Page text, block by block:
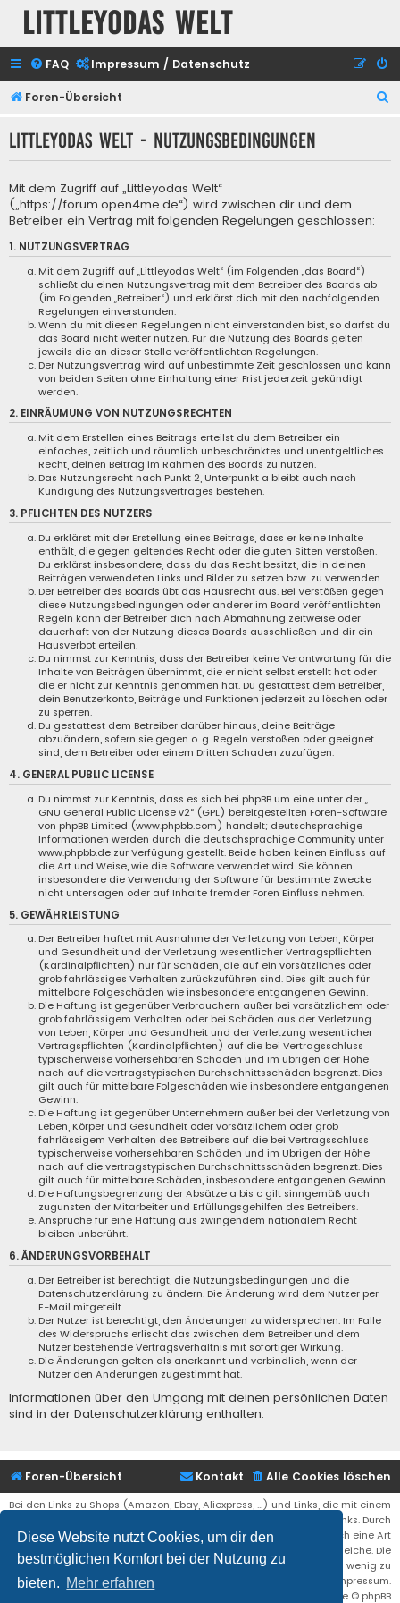
Diese Website nutzt Cookies, um dir den
bestmöglichen Komfort bei der Nutzung zu
bieten. Mehr erfahren
Littleyodas Welt
FAQ Impressum / Datenschutz
Foren-Übersicht
h
Littleyodas Welt - Nutzungsbedingungen
Mit dem Zugriff auf „Littleyodas Welt“
(„https://forum.open4me.de“) wird zwischen dir und dem
Betreiber ein Vertrag mit folgenden Regelungen geschlossen:
1. NUTZUNGSVERTRAG
Mit dem Zugriff auf „Littleyodas Welt“ (im Folgenden „das Board“)
schließt du einen Nutzungsvertrag mit dem Betreiber des Boards ab
(im Folgenden „Betreiber“) und erklärst dich mit den nachfolgenden
Regelungen einverstanden.
Wenn du mit diesen Regelungen nicht einverstanden bist, so darfst du
das Board nicht weiter nutzen. Für die Nutzung des Boards gelten
jeweils die an dieser Stelle veröffentlichten Regelungen.
Der Nutzungsvertrag wird auf unbestimmte Zeit geschlossen und kann
von beiden Seiten ohne Einhaltung einer Frist jederzeit gekündigt
werden.
2. EINRÄUMUNG VON NUTZUNGSRECHTEN
Mit dem Erstellen eines Beitrags erteilst du dem Betreiber ein
einfaches, zeitlich und räumlich unbeschränktes und unentgeltliches
Recht, deinen Beitrag im Rahmen des Boards zu nutzen.
Das Nutzungsrecht nach Punkt 2, Unterpunkt a bleibt auch nach
Kündigung des Nutzungsvertrages bestehen.
3. PFLICHTEN DES NUTZERS
Du erklärst mit der Erstellung eines Beitrags, dass er keine Inhalte
enthält, die gegen geltendes Recht oder die guten Sitten verstoßen.
Du erklärst insbesondere, dass du das Recht besitzt, die in deinen
Beiträgen verwendeten Links und Bilder zu setzen bzw. zu verwenden.
Der Betreiber des Boards übt das Hausrecht aus. Bei Verstößen gegen
diese Nutzungsbedingungen oder anderer im Board veröffentlichten
Regeln kann der Betreiber dich nach Abmahnung zeitweise oder
dauerhaft von der Nutzung dieses Boards ausschließen und dir ein
Hausverbot erteilen.
Du nimmst zur Kenntnis, dass der Betreiber keine Verantwortung für die
Inhalte von Beiträgen übernimmt, die er nicht selbst erstellt hat oder
die er nicht zur Kenntnis genommen hat. Du gestattest dem Betreiber,
dein Benutzerkonto, Beiträge und Funktionen jederzeit zu löschen oder
zu sperren.
Du gestattest dem Betreiber darüber hinaus, deine Beiträge
abzuändern, sofern sie gegen o. g. Regeln verstoßen oder geeignet
sind, dem Betreiber oder einem Dritten Schaden zuzufügen.
4. GENERAL PUBLIC LICENSE
Du nimmst zur Kenntnis, dass es sich bei phpBB um eine unter der „
GNU General Public License v2“ (GPL) bereitgestellten Foren-Software
von phpBB Limited (www.phpbb.com) handelt; deutschsprachige
Informationen werden durch die deutschsprachige Community unter
www.phpbb.de zur Verfügung gestellt. Beide haben keinen Einfluss auf
die Art und Weise, wie die Software verwendet wird. Sie können
insbesondere die Verwendung der Software für bestimmte Zwecke
nicht untersagen oder auf Inhalte fremder Foren Einfluss nehmen.
5. GEWÄHRLEISTUNG
Der Betreiber haftet mit Ausnahme der Verletzung von Leben, Körper
und Gesundheit und der Verletzung wesentlicher Vertragspflichten
(Kardinalpflichten) nur für Schäden, die auf ein vorsätzliches oder
grob fahrlässiges Verhalten zurückzuführen sind. Dies gilt auch für
mittelbare Folgeschäden wie insbesondere entgangenen Gewinn.
Die Haftung ist gegenüber Verbrauchern außer bei vorsätzlichem oder
grob fahrlässigem Verhalten oder bei Schäden aus der Verletzung
von Leben, Körper und Gesundheit und der Verletzung wesentlicher
Vertragspflichten (Kardinalpflichten) auf die bei Vertragsschluss
typischerweise vorhersehbaren Schäden und im übrigen der Höhe
nach auf die vertragstypischen Durchschnittsschäden begrenzt. Dies
gilt auch für mittelbare Folgeschäden wie insbesondere entgangenen
Gewinn.
Die Haftung ist gegenüber Unternehmern außer bei der Verletzung von
Leben, Körper und Gesundheit oder vorsätzlichem oder grob
fahrlässigem Verhalten des Betreibers auf die bei Vertragsschluss
typischerweise vorhersehbaren Schäden und im Übrigen der Höhe
nach auf die vertragstypischen Durchschnittsschäden begrenzt. Dies
gilt auch für mittelbare Schäden, insbesondere entgangenen Gewinn.
Die Haftungsbegrenzung der Absätze a bis c gilt sinngemäß auch
zugunsten der Mitarbeiter und Erfüllungsgehilfen des Betreibers.
Ansprüche für eine Haftung aus zwingendem nationalem Recht
bleiben unberührt.
6. ÄNDERUNGSVORBEHALT
Der Betreiber ist berechtigt, die Nutzungsbedingungen und die
Datenschutzerklärung zu ändern. Die Änderung wird dem Nutzer per
E-Mail mitgeteilt.
Der Nutzer ist berechtigt, den Änderungen zu widersprechen. Im Falle
des Widerspruchs erlischt das zwischen dem Betreiber und dem
Nutzer bestehende Vertragsverhältnis mit sofortiger Wirkung.
Die Änderungen gelten als anerkannt und verbindlich, wenn der
Nutzer den Änderungen zugestimmt hat.
Informationen über den Umgang mit deinen persönlichen Daten
sind in der Datenschutzerklärung enthalten.
Foren-Übersicht Alle Cookies löschen
Kontakt
Bei den Links zu Shops (Amazon, Ebay, Aliexpress, ...) und Links, die mit einem
Stern (*) markiert sind, kann es sich um sogenannte Affiliate Links. Durch
den Kauf eines Produktes über einen Affiliate Link erhälte ich eine Art
Umsatzbeteiligung gutgeschrieben. Für euch bleibt der Preis der gleiche. Die
Einnahmen helfen die Hostgebühren für diese Webseite ein wenig zu
reduzieren. Siehe auch das Impressum.
® Forum Software © phpBB